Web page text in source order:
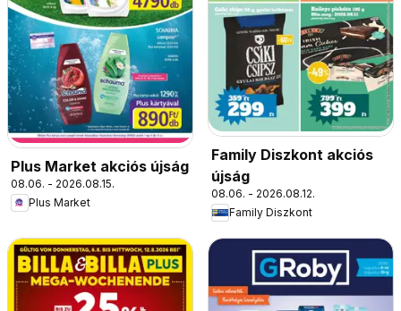
Plus Market akciós újság
08.06. - 2026.08.15.
Plus Market
Family Diszkont akciós
újság
08.06. - 2026.08.12.
Family Diszkont